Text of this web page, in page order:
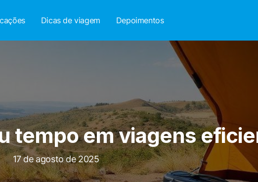
Dicas de viagem Depoimentos
tempo em viagens
17 de agosto de 2025